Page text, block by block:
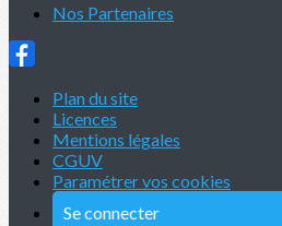
Nos Partenaires
Plan du site
Licences
Mentions légales
CGUV
Paramétrer vos cookies
Se connecter